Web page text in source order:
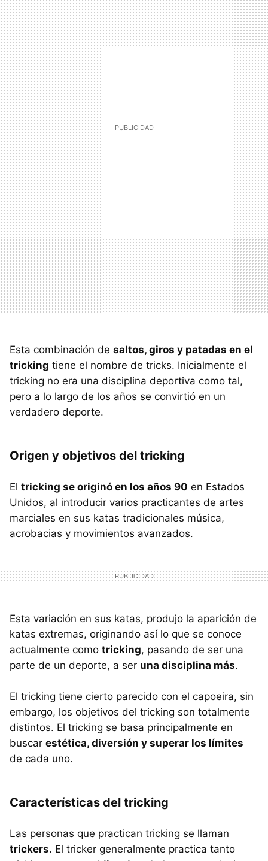
Esta combinación de saltos, giros y patadas en el
tricking tiene el nombre de tricks. Inicialmente el
tricking no era una disciplina deportiva como tal,
pero a lo largo de los años se convirtió en un
verdadero deporte.
Origen y objetivos del tricking
El tricking se originó en los años 90 en Estados
Unidos, al introducir varios practicantes de artes
marciales en sus katas tradicionales música,
acrobacias y movimientos avanzados.
Esta variación en sus katas, produjo la aparición de
katas extremas, originando así lo que se conoce
actualmente como tricking, pasando de ser una
parte de un deporte, a ser una disciplina más.
El tricking tiene cierto parecido con el capoeira, sin
embargo, los objetivos del tricking son totalmente
distintos. El tricking se basa principalmente en
buscar estética, diversión y superar los límites
de cada uno.
Características del tricking
Las personas que practican tricking se llaman
trickers. El tricker generalmente practica tanto